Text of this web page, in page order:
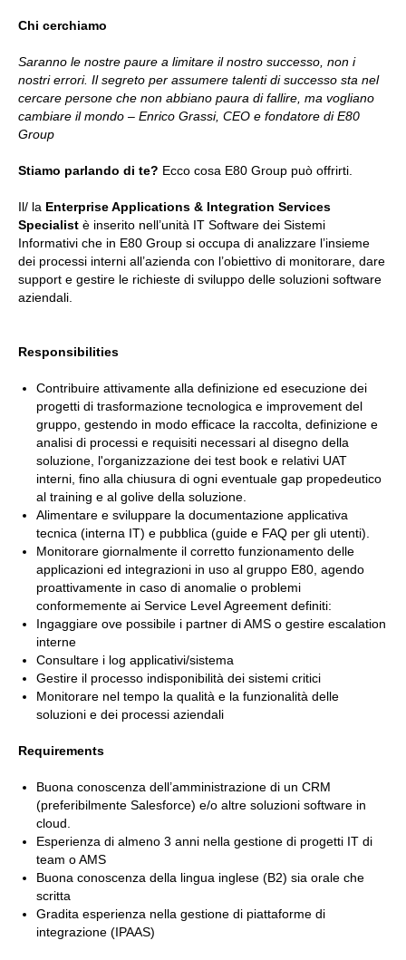
Chi cerchiamo
Saranno le nostre paure a limitare il nostro successo, non i
nostri errori. Il segreto per assumere talenti di successo sta nel
cercare persone che non abbiano paura di fallire, ma vogliano
cambiare il mondo – Enrico Grassi, CEO e fondatore di E80
Group
Stiamo parlando di te? Ecco cosa E80 Group può offrirti.
Il/ la Enterprise Applications & Integration Services
Specialist è inserito nell’unità IT Software dei Sistemi
Informativi che in E80 Group si occupa di analizzare l’insieme
dei processi interni all’azienda con l’obiettivo di monitorare, dare
support e gestire le richieste di sviluppo delle soluzioni software
aziendali.
Responsibilities
Contribuire attivamente alla definizione ed esecuzione dei
progetti di trasformazione tecnologica e improvement del
gruppo, gestendo in modo efficace la raccolta, definizione e
analisi di processi e requisiti necessari al disegno della
soluzione, l'organizzazione dei test book e relativi UAT
interni, fino alla chiusura di ogni eventuale gap propedeutico
al training e al golive della soluzione.
Alimentare e sviluppare la documentazione applicativa
tecnica (interna IT) e pubblica (guide e FAQ per gli utenti).
Monitorare giornalmente il corretto funzionamento delle
applicazioni ed integrazioni in uso al gruppo E80, agendo
proattivamente in caso di anomalie o problemi
conformemente ai Service Level Agreement definiti:
Ingaggiare ove possibile i partner di AMS o gestire escalation
interne
Consultare i log applicativi/sistema
Gestire il processo indisponibilità dei sistemi critici
Monitorare nel tempo la qualità e la funzionalità delle
soluzioni e dei processi aziendali
Requirements
Buona conoscenza dell’amministrazione di un CRM
(preferibilmente Salesforce) e/o altre soluzioni software in
cloud.
Esperienza di almeno 3 anni nella gestione di progetti IT di
team o AMS
Buona conoscenza della lingua inglese (B2) sia orale che
scritta
Gradita esperienza nella gestione di piattaforme di
integrazione (IPAAS)